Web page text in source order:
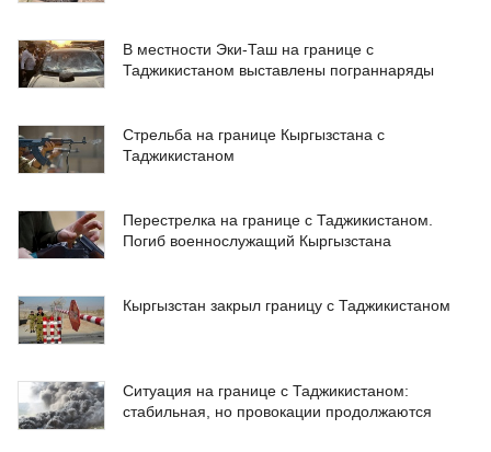
В местности Эки-Таш на границе с
Таджикистаном выставлены пограннаряды
Стрельба на границе Кыргызстана с
Таджикистаном
Перестрелка на границе с Таджикистаном.
Погиб военнослужащий Кыргызстана
Кыргызстан закрыл границу с Таджикистаном
Ситуация на границе с Таджикистаном:
стабильная, но провокации продолжаются